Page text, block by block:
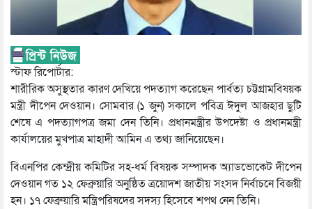
স্টাফ রিপোর্টার:
শারীরিক অসুস্থতার কারণ দেখিয়ে পদত্যাগ করেছেন পার্বত্য চট্টগ্রামবিষয়ক
মন্ত্রী দীপেন দেওয়ান। সোমবার (১ জুন) সকালে পবিত্র ঈদুল আজহার ছুটি
শেষে এ পদত্যাগপত্র জমা দেন তিনি। প্রধানমন্ত্রীর উপদেষ্টা ও প্রধানমন্ত্রী
কার্যালয়ের মুখপাত্র মাহাদী আমিন এ তথ্য জানিয়েছেন।
বিএনপির কেন্দ্রীয় কমিটির সহ-ধর্ম বিষয়ক সম্পাদক অ্যাডভোকেট দীপেন
দেওয়ান গত ১২ ফেব্রুয়ারি অনুষ্ঠিত ত্রয়োদশ জাতীয় সংসদ নির্বাচনে বিজয়ী
হন। ১৭ ফেব্রুয়ারি মন্ত্রিপরিষদের সদস্য হিসেবে শপথ নেন তিনি।